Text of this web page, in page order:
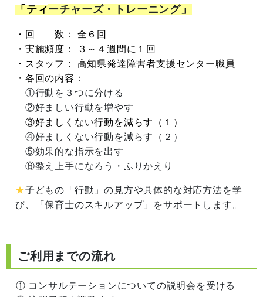
「ティーチャーズ・トレーニング」
・回 数： 全６回
・実施頻度： ３～４週間に１回
・スタッフ： 高知県発達障害者支援センター職員
・各回の内容：
①行動を３つに分ける
②好ましい行動を増やす
③好ましくない行動を減らす（１）
④好ましくない行動を減らす（２）
⑤効果的な指示を出す
⑥整え上手になろう・ふりかえり
★子どもの「行動」の見方や具体的な対応方法を学
び、「保育士のスキルアップ」をサポートします。
ご利用までの流れ
① コンサルテーションについての説明会を受ける